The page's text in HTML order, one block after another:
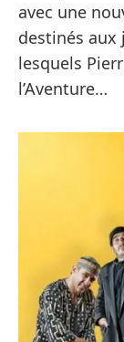
avec une
destinés aux
lesquels
l’Aventure…